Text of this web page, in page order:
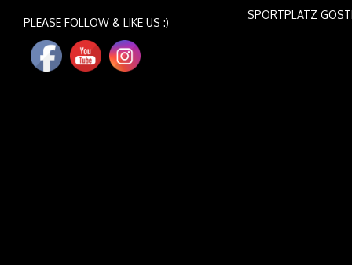
PLEASE FOLLOW & LIKE US :)
SPORTPLATZ